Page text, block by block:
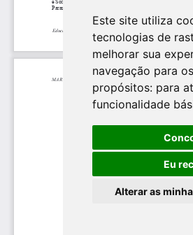
Este site utiliza
tecnologias de
melhorar sua
navegação para
propósitos: para
funcionalidade
Eu
Alterar as